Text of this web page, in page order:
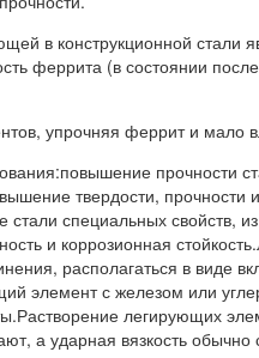
в конструкционной
феррита (в состоянии
упрочняя феррит и мало
прочности
твердости, прочности
стали специальных свойств,
и коррозионная
располагаться в виде
элемент с железом или
легирующих
а ударная вязкость